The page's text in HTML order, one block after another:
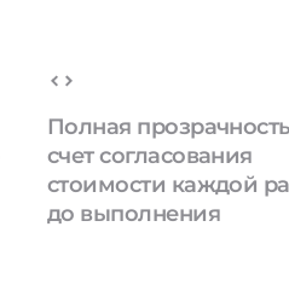
Полная
счет согласования
стоимости каждой
до выполнения